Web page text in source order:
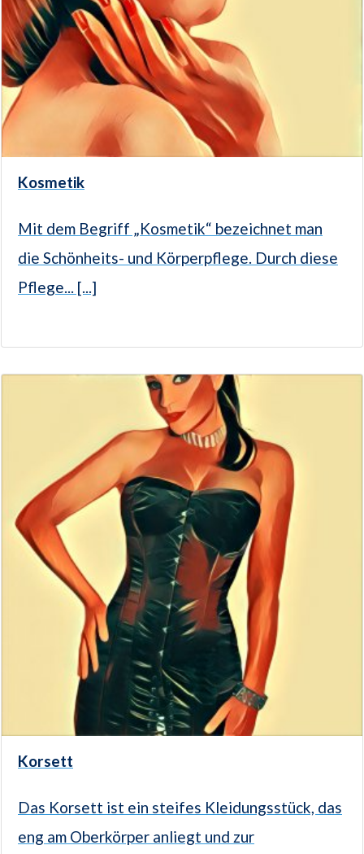
Kosmetik
Mit dem Begriff „Kosmetik“ bezeichnet man
die Schönheits- und Körperpflege. Durch diese
Pflege... [...]
Korsett
Das Korsett ist ein steifes Kleidungsstück, das
eng am Oberkörper anliegt und zur